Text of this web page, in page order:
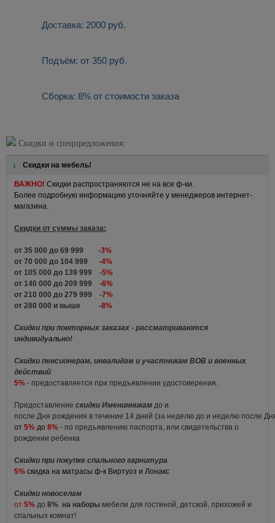
Доставка: 2000 руб.
Подъём: от 350 руб.
Сборка: 8% от стоимости заказа
Скидки и спецпредложения:
Скидки на мебель!
ВАЖНО! Скидки распространяются не на все ф-ки.
Более подробную информацию уточняйте у менеджеров интернет-
магазина.
Скидки от суммы заказа:
от 35 000 до 69 999 -3%
от 70 000 до 104 999 -4%
от 105 000 до 139 999 -5%
от 140 000 до 209 999 -6%
от 210 000 до 279 999 -7%
от 280 000 и выше -8%
Скидки при повторных заказах - рассматриваются
индивидуально!
Скидки пенсионерам, инвалидам и участникам ВОВ и военных
действий
5% - предоставляется при предъявлении удостоверения.
Предоставление скидки Именинникам до и
после Дня рождения в течение 14 дней (за неделю до и неделю после
от 5% до 8% - по предъявлению паспорта, или свидетельства о
рождении ребенка
Скидки при покупке спального гарнитура
5% скидка на матрасы ф-к Виртуоз и Лонакс
Скидки новоселам
от 5% до 8% на наборы мебели для гостиной, детской, прихожей и
спальных комнат!